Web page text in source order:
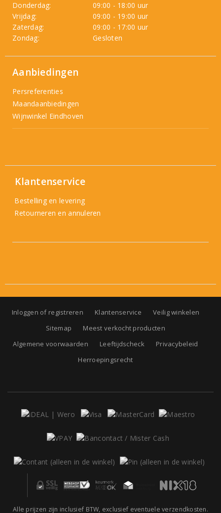
Donderdag:
09:00 - 18:00 uur
Vrijdag:
09:00 - 19:00 uur
Zaterdag:
09:00 - 17:00 uur
Zondag:
Gesloten
Aanbiedingen
Persreferenties
Maandaanbiedingen
Wijnwinkel Eindhoven
Klantenservice
Bestelling en levering
Retourneren en annuleren
Inloggen of registreren Klantenservice
Veilig winkelen
Sitemap
Meest verkocht producten
Algemene voorwaarden
Leeftijdscheck
Privacybeleid
Herroepingsrecht
Alle prijzen zijn inclusief BTW, exclusief eventuele verzendkosten.